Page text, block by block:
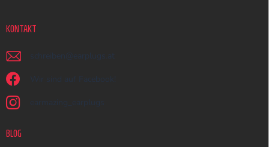
KONTAKT
schreiben @ earplugs.at
Wir sind auf Facebook!
earmazing_earplugs
BLOG